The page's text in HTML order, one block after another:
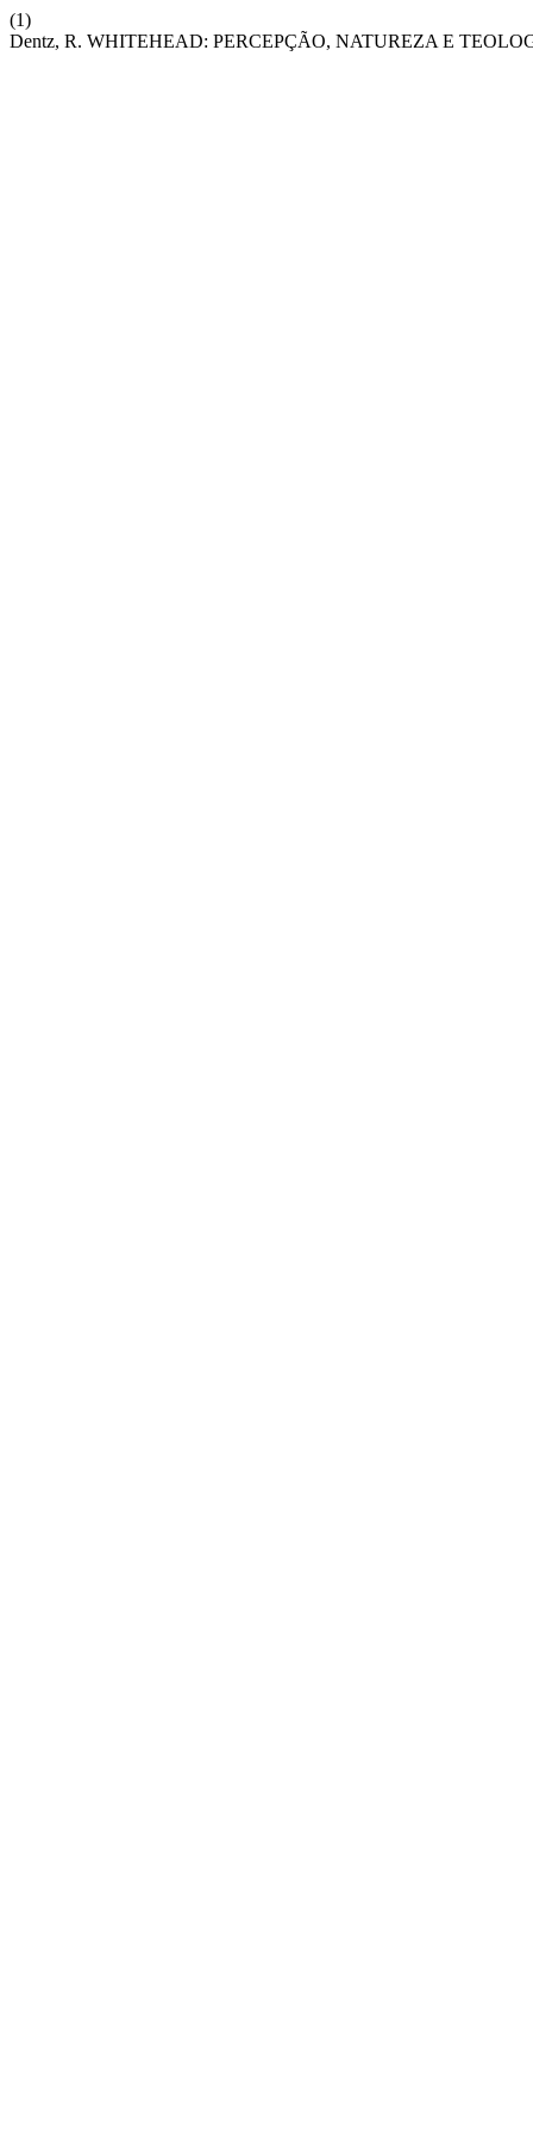
(1)
Dentz, R. WHITEHEAD: PERCEPÇÃO, NATUREZA E